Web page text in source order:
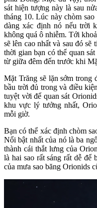
sát hiện tượng này là sau
tháng 10. Lúc này chòm
dàng xác định nó nếu trời
không quá ô nhiễm. Tới
sẽ lên cao nhất và sau đó
thời gian bạn có thể quan
từ giữa đêm đến trước khi
Mặt Trăng sẽ lặn sớm trong
bầu trời đủ trong và điều
tuyệt vời để quan sát
khu vực lý tưởng nhất,
mỗi giờ.
Bạn có thể xác định chòm
Nổi bật nhất của nó là ba
thành cái thắt lưng của
là hai sao rất sáng rất dễ
của mưa sao băng Orionids